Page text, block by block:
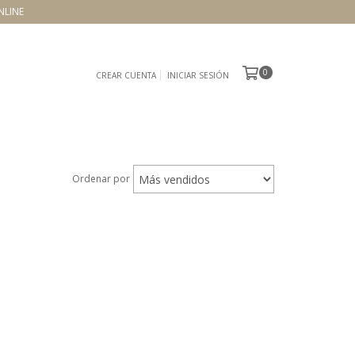
CREAR CUENTA INICIAR SESIÓN 0
Ordenar por